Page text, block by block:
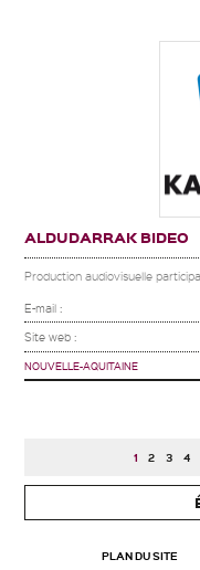
ALDUDARRAK BIDEO
Production audiovisuelle
E-mail :
Site web :
NOUVELLE-AQUITAINE
1 2 3 4
PLAN DU SITE